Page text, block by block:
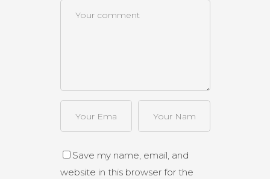
Save my name, email, and
website in this browser for the